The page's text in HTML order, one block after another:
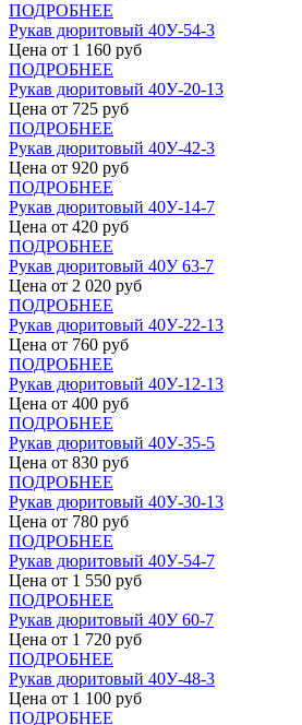
ПОДРОБНЕЕ
Рукав дюритовый 40У-54-3
Цена от 1 160 руб
ПОДРОБНЕЕ
Рукав дюритовый 40У-20-13
Цена от 725 руб
ПОДРОБНЕЕ
Рукав дюритовый 40У-42-3
Цена от 920 руб
ПОДРОБНЕЕ
Рукав дюритовый 40У-14-7
Цена от 420 руб
ПОДРОБНЕЕ
Рукав дюритовый 40У 63-7
Цена от 2 020 руб
ПОДРОБНЕЕ
Рукав дюритовый 40У-22-13
Цена от 760 руб
ПОДРОБНЕЕ
Рукав дюритовый 40У-12-13
Цена от 400 руб
ПОДРОБНЕЕ
Рукав дюритовый 40У-35-5
Цена от 830 руб
ПОДРОБНЕЕ
Рукав дюритовый 40У-30-13
Цена от 780 руб
ПОДРОБНЕЕ
Рукав дюритовый 40У-54-7
Цена от 1 550 руб
ПОДРОБНЕЕ
Рукав дюритовый 40У 60-7
Цена от 1 720 руб
ПОДРОБНЕЕ
Рукав дюритовый 40У-48-3
Цена от 1 100 руб
ПОДРОБНЕЕ